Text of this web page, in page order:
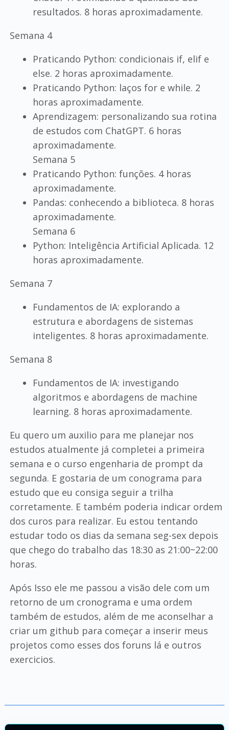
resultados. 8 horas aproximadamente.
Semana 4
Praticando Python: condicionais if, elif e
else. 2 horas aproximadamente.
Praticando Python: laços for e while. 2
horas aproximadamente.
Aprendizagem: personalizando sua rotina
de estudos com ChatGPT. 6 horas
aproximadamente.
Semana 5
Praticando Python: funções. 4 horas
aproximadamente.
Pandas: conhecendo a biblioteca. 8 horas
aproximadamente.
Semana 6
Python: Inteligência Artificial Aplicada. 12
horas aproximadamente.
Semana 7
Fundamentos de IA: explorando a
estrutura e abordagens de sistemas
inteligentes. 8 horas aproximadamente.
Semana 8
Fundamentos de IA: investigando
algoritmos e abordagens de machine
learning. 8 horas aproximadamente.
Eu quero um auxilio para me planejar nos
estudos atualmente já completei a primeira
semana e o curso engenharia de prompt da
segunda. E gostaria de um conograma para
estudo que eu consiga seguir a trilha
corretamente. E também poderia indicar ordem
dos curos para realizar. Eu estou tentando
estudar todo os dias da semana seg-sex depois
que chego do trabalho das 18:30 as 21:00~22:00
horas.
Após Isso ele me passou a visão dele com um
retorno de um cronograma e uma ordem
também de estudos, além de me aconselhar a
criar um github para começar a inserir meus
projetos como esses dos foruns lá e outros
exercicios.